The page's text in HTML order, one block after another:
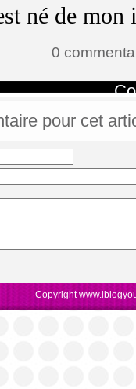
né de
0
pour cet
Copyright